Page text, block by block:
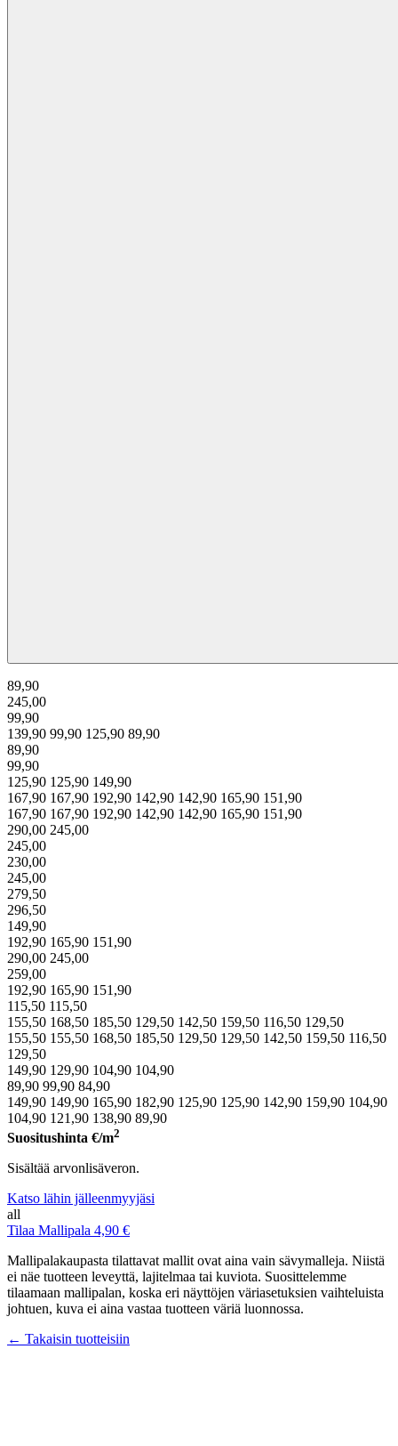
89,90
245,00
99,90
139,90 99,90 125,90 89,90
89,90
99,90
125,90 125,90 149,90
167,90 167,90 192,90 142,90 142,90 165,90 151,90
167,90 167,90 192,90 142,90 142,90 165,90 151,90
290,00 245,00
245,00
230,00
245,00
279,50
296,50
149,90
192,90 165,90 151,90
290,00 245,00
259,00
192,90 165,90 151,90
115,50 115,50
155,50 168,50 185,50 129,50 142,50 159,50 116,50 129,50
155,50 155,50 168,50 185,50 129,50 129,50 142,50 159,50 116,50
129,50
149,90 129,90 104,90 104,90
89,90 99,90 84,90
149,90 149,90 165,90 182,90 125,90 125,90 142,90 159,90 104,90
104,90 121,90 138,90 89,90
Suositushinta €/m2
Sisältää arvonlisäveron.
Katso lähin jälleenmyyjäsi
all
Tilaa Mallipala 4,90 €
Mallipalakaupasta tilattavat mallit ovat aina vain sävymalleja. Niistä
ei näe tuotteen leveyttä, lajitelmaa tai kuviota. Suosittelemme
tilaamaan mallipalan, koska eri näyttöjen väriasetuksien vaihteluista
johtuen, kuva ei aina vastaa tuotteen väriä luonnossa.
← Takaisin tuotteisiin